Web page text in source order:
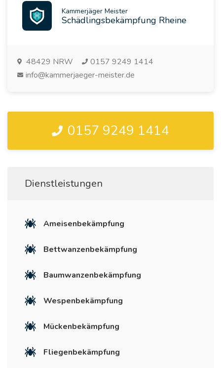
Kammerjäger Meister
Schädlingsbekämpfung Rheine
48429 NRW
0157 9249 1414
info@kammerjaeger-meister.de
0157 9249 1414
Dienstleistungen
Ameisenbekämpfung
Bettwanzenbekämpfung
Baumwanzenbekämpfung
Wespenbekämpfung
Mückenbekämpfung
Fliegenbekämpfung